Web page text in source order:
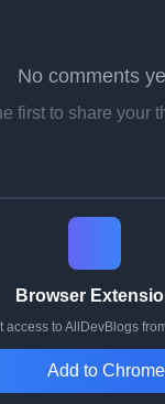
No comments
first to share your
Browser
access to AllDevBlogs
Add to Chrome